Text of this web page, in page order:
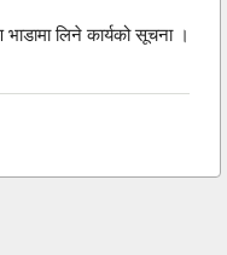
लिने कार्यको सूचना ।